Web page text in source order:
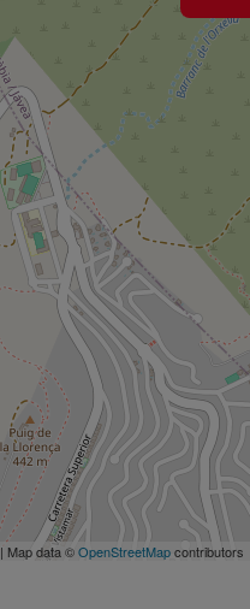
| Map data ©OpenStreetMapcontributors